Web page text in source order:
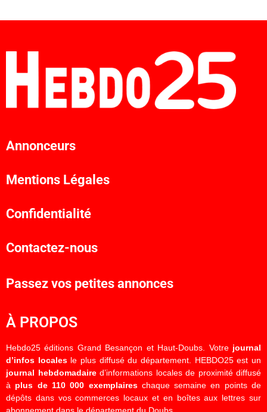
Annonceurs
Mentions Légales
Confidentialité
Contactez-nous
Passez vos petites annonces
À PROPOS
Hebdo25 éditions Grand Besançon et Haut-Doubs. Votre journal
d’infos localesle plus diffusé du département. HEBDO25 est un
journal hebdomadaired’informations locales de proximité diffusé
à plus de 110 000 exemplaireschaque semaine en points de
dépôts dans vos commerces locaux et en boîtes aux lettres sur
abonnement dans le département du Doubs.